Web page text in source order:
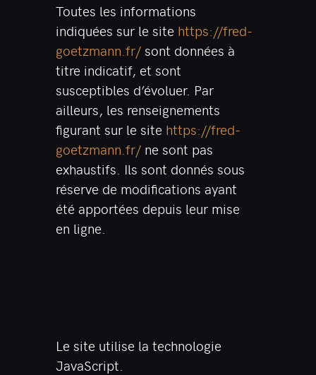
Toutes les informations
indiquées sur le site https://fred-
goetzmann.fr/sont données à
titre indicatif, et sont
susceptibles d’évoluer. Par
ailleurs, les renseignements
figurant sur le site https://fred-
goetzmann.fr/ ne sont pas
exhaustifs. Ils sont donnés sous
réserve de modifications ayant
été apportées depuis leur mise
en ligne.
Le site utilise la technologie
JavaScript.